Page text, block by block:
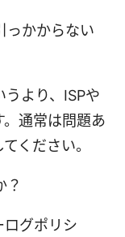
っかからない
より、ISPや
通常は問題あ
ください。
？
ログポリシ